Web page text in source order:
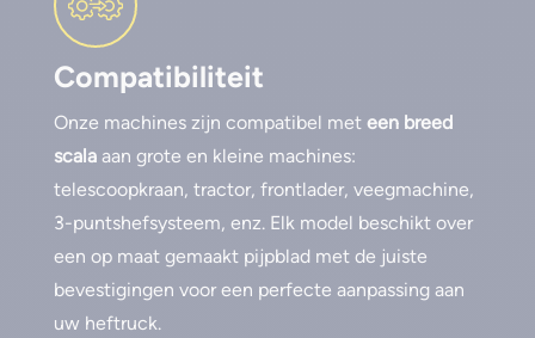
Compatibiliteit
Onze machines zijn compatibel met een breed
scalaaan grote en kleine machines:
telescoopkraan, tractor, frontlader, veegmachine,
3-puntshefsysteem, enz. Elk model beschikt over
een op maat gemaakt pijpblad met de juiste
bevestigingen voor een perfecte aanpassing aan
uw heftruck.